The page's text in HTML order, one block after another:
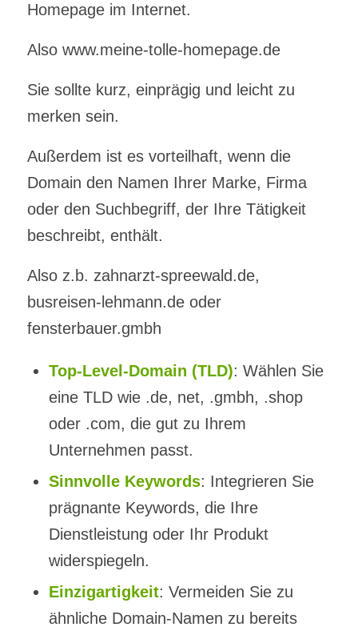
Homepage im Internet.
Also www.meine-tolle-homepage.de
Sie sollte kurz, einprägig und leicht zu
merken sein.
Außerdem ist es vorteilhaft, wenn die
Domain den Namen Ihrer Marke, Firma
oder den Suchbegriff, der Ihre Tätigkeit
beschreibt, enthält.
Also z.b. zahnarzt-spreewald.de,
busreisen-lehmann.de oder
fensterbauer.gmbh
Top-Level-Domain (TLD): Wählen Sie
eine TLD wie .de, net, .gmbh, .shop
oder .com, die gut zu Ihrem
Unternehmen passt.
Sinnvolle Keywords: Integrieren Sie
prägnante Keywords, die Ihre
Dienstleistung oder Ihr Produkt
widerspiegeln.
Einzigartigkeit: Vermeiden Sie zu
ähnliche Domain-Namen zu bereits